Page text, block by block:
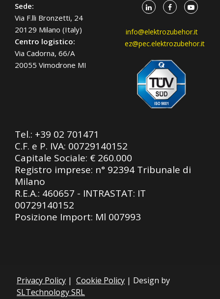
Sede:
Via F.lli Bronzetti, 24
20129 Milano (Italy)
Centro logistico:
Via Cadorna, 66/A
20055 Vimodrone MI
info@elektrozubehor.it
ez@pec.elektrozubehor.it
Tel.: +39 02 701471
C.F. e P. IVA: 00729140152
Capitale Sociale: € 260.000
Registro imprese: n° 92394 Tribunale di
Milano
R.E.A.: 460657 - INTRASTAT: IT
00729140152
Posizione Import: Ml 007993
Privacy Policy | Cookie Policy | Design by
SLTechnology SRL